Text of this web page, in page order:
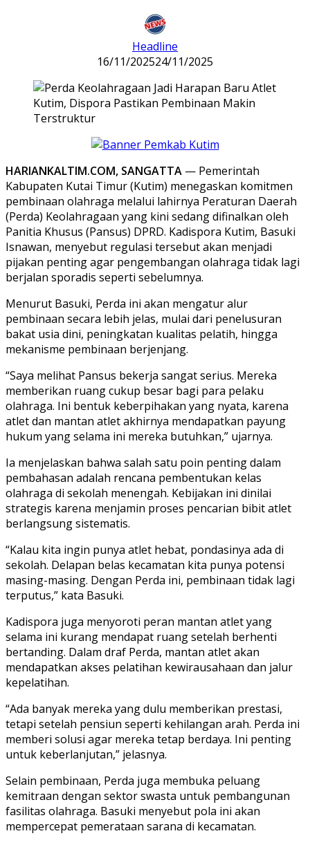
Headline
16/11/202524/11/2025
HARIANKALTIM.COM, SANGATTA — Pemerintah
Kabupaten Kutai Timur (Kutim) menegaskan komitmen
pembinaan olahraga melalui lahirnya Peraturan Daerah
(Perda) Keolahragaan yang kini sedang difinalkan oleh
Panitia Khusus (Pansus) DPRD. Kadispora Kutim, Basuki
Isnawan, menyebut regulasi tersebut akan menjadi
pijakan penting agar pengembangan olahraga tidak lagi
berjalan sporadis seperti sebelumnya.
Menurut Basuki, Perda ini akan mengatur alur
pembinaan secara lebih jelas, mulai dari penelusuran
bakat usia dini, peningkatan kualitas pelatih, hingga
mekanisme pembinaan berjenjang.
“Saya melihat Pansus bekerja sangat serius. Mereka
memberikan ruang cukup besar bagi para pelaku
olahraga. Ini bentuk keberpihakan yang nyata, karena
atlet dan mantan atlet akhirnya mendapatkan payung
hukum yang selama ini mereka butuhkan,” ujarnya.
Ia menjelaskan bahwa salah satu poin penting dalam
pembahasan adalah rencana pembentukan kelas
olahraga di sekolah menengah. Kebijakan ini dinilai
strategis karena menjamin proses pencarian bibit atlet
berlangsung sistematis.
“Kalau kita ingin punya atlet hebat, pondasinya ada di
sekolah. Delapan belas kecamatan kita punya potensi
masing-masing. Dengan Perda ini, pembinaan tidak lagi
terputus,” kata Basuki.
Kadispora juga menyoroti peran mantan atlet yang
selama ini kurang mendapat ruang setelah berhenti
bertanding. Dalam draf Perda, mantan atlet akan
mendapatkan akses pelatihan kewirausahaan dan jalur
kepelatihan.
“Ada banyak mereka yang dulu memberikan prestasi,
tetapi setelah pensiun seperti kehilangan arah. Perda ini
memberi solusi agar mereka tetap berdaya. Ini penting
untuk keberlanjutan,” jelasnya.
Selain pembinaan, Perda juga membuka peluang
kemitraan dengan sektor swasta untuk pembangunan
fasilitas olahraga. Basuki menyebut pola ini akan
mempercepat pemerataan sarana di kecamatan.